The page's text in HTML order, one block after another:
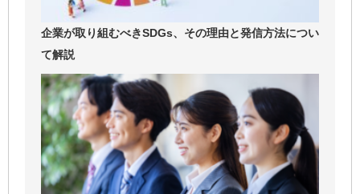
企業が取り組むべきSDGs、その理由と発信方法につい
て解説